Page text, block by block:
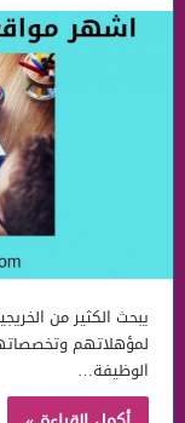
يبحث الكثير من
لمؤهلاتهم
الوظيفة…